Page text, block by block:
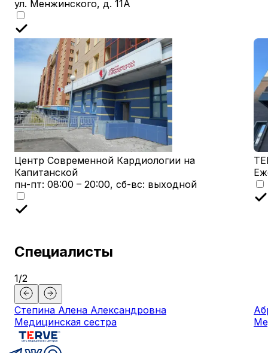
ул. Менжинского, д. 11А
Центр Современной Кардиологии на
Капитанской
пн-пт: 08:00 – 20:00, сб-вс: выходной
Специалисты
1/2
Степина Алена Александровна
Медицинская сестра